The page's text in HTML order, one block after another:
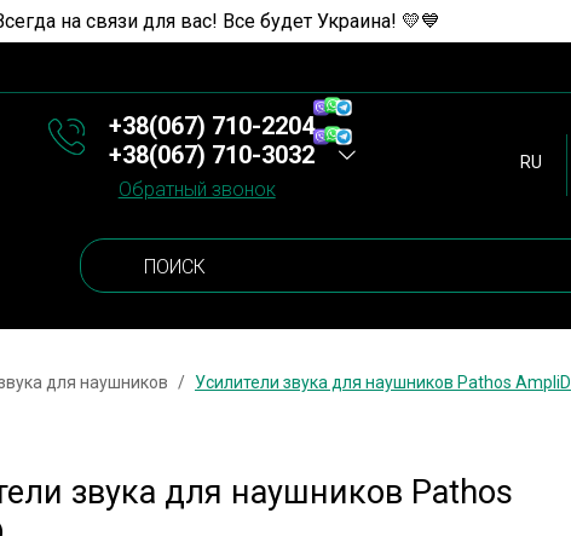
на связи для вас! Все будет Украина! 💛💙
+38(067) 710-2204
+38(067) 710-3032
Обратный звонок
RU
для наушников Усилители звука для наушников Pathos AmpliD
звука для наушников Pathos